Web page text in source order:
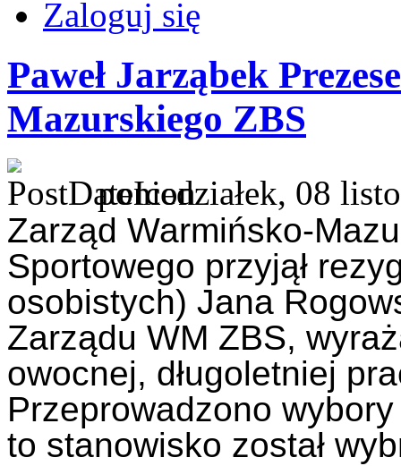
Zaloguj się
Paweł Jarząbek
Mazurskiego ZBS
poniedziałek, 08
Zarząd Warmińsko-
Sportowego przyjął
osobistych) Jana
Zarządu WM ZBS,
owocnej, długoletniej
Przeprowadzono
to stanowisko został